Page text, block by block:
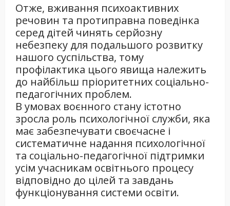
Отже, вживання психоактивних
речовин та протиправна поведінка
серед дітей чинять серйозну
небезпеку для подальшого розвитку
нашого суспільства, тому
профілактика цього явища належить
до найбільш пріоритетних соціально-
педагогічних проблем.
В умовах воєнного стану істотно
зросла роль психологічної служби, яка
має забезпечувати своєчасне і
систематичне надання психологічної
та соціально-педагогічної підтримки
усім учасникам освітнього процесу
відповідно до цілей та завдань
функціонування системи освіти.